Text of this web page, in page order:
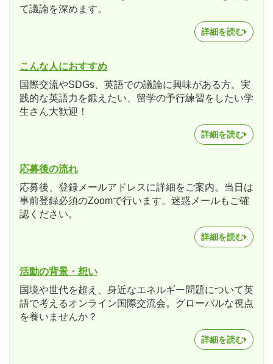
て議論を深めます。
詳細を読む
こんな人におすすめ
国際交流やSDGs、英語での議論に興味がある方。実
践的な英語力を鍛えたい、留学の予行練習をしたい学
生さん大歓迎！
詳細を読む
応募後の流れ
応募後、登録メールアドレスに詳細をご案内。当日は
事前登録必須のZoomで行います。迷惑メールもご確
認ください。
詳細を読む
活動の背景・想い
国境や世代を超え、身近なエネルギー問題について英
語で考えるオンライン国際交流会。グローバルな視点
を養いませんか？
詳細を読む